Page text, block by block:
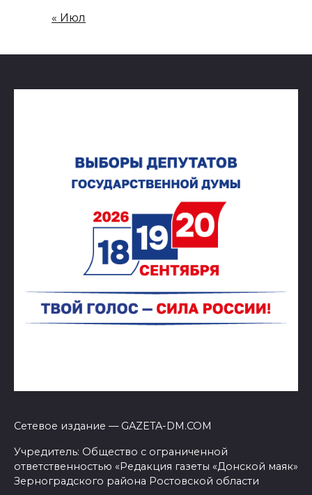
« Июл
Сетевое издание — GAZETA-DM.COM
Учредитель: Общество с ограниченной
ответственностью «Редакция газеты «Донской маяк»
Зерноградского района Ростовской области